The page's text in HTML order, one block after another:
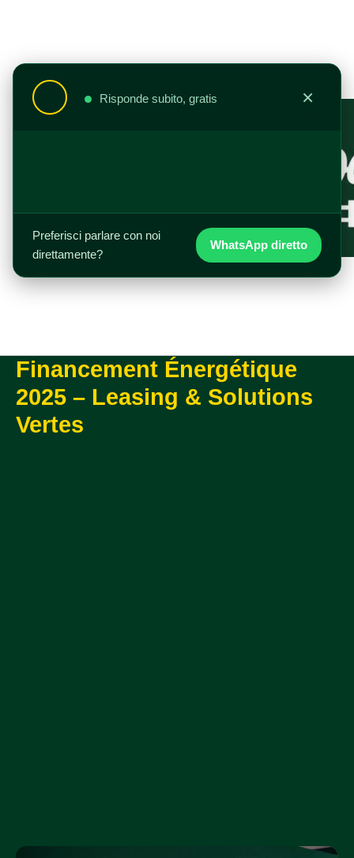
Risponde subito, gratis ×
Preferisci parlare con noi
direttamente?
WhatsApp diretto
Financement Énergétique
2025 – Leasing & Solutions
Vertes